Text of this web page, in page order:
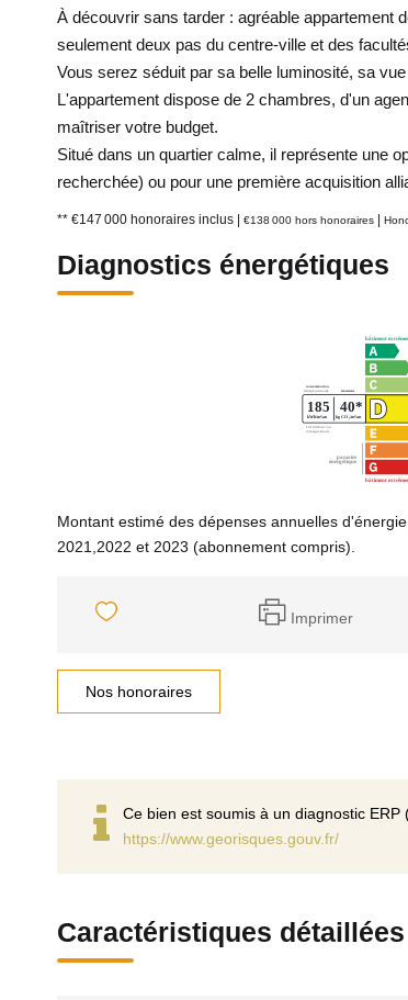
À découvrir sans tarder : agréable appartement
seulement deux pas du centre-ville et des
Vous serez séduit par sa belle luminosité, sa
L'appartement dispose de 2 chambres, d'un
maîtriser votre budget.
Situé dans un quartier calme, il représente une
recherchée) ou pour une première acquisition
** €147 000 honoraires inclus €138 000 hors honoraires
Diagnostics énergétiques
Montant estimé des dépenses annuelles
2021,2022 et 2023 (abonnement compris).
Imprimer
Nos honoraires
Ce bien est soumis à un diagnostic
https://www.georisques.gouv.fr/
Caractéristiques détaillées